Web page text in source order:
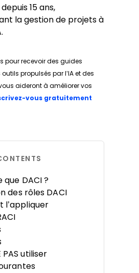
15 ans,
la gestion de projets à
pour recevoir des guides
propulsés par l’IA et des
aideront à améliorer vos
vous gratuitement
que DACI ?
des rôles DACI
l’appliquer
PAS utiliser